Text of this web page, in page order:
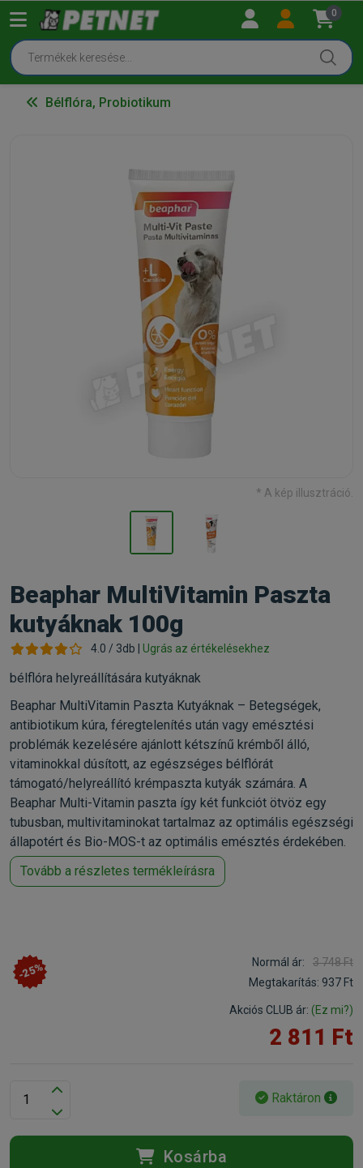
0
Bélflóra, Probiotikum
* A kép illusztráció.
Beaphar MultiVitamin Paszta
kutyáknak 100g
4.0 / 3db | Ugrás az értékelésekhez
bélflóra helyreállítására kutyáknak
Beaphar MultiVitamin Paszta Kutyáknak – Betegségek,
antibiotikum kúra, féregtelenítés után vagy emésztési
problémák kezelésére ajánlott kétszínű krémből álló,
vitaminokkal dúsított, az egészséges bélflórát
támogató/helyreállító krémpaszta kutyák számára. A
Beaphar Multi-Vitamin paszta így két funkciót ötvöz egy
tubusban, multivitaminokat tartalmaz az optimális egészségi
állapotért és Bio-MOS-t az optimális emésztés érdekében.
Tovább a részletes termékleírásra
-25% Normál ár:
3 748 Ft
Megtakarítás: 937 Ft
Akciós CLUB ár: (Ez mi?)
2 811 Ft
Raktáron
Kosárba